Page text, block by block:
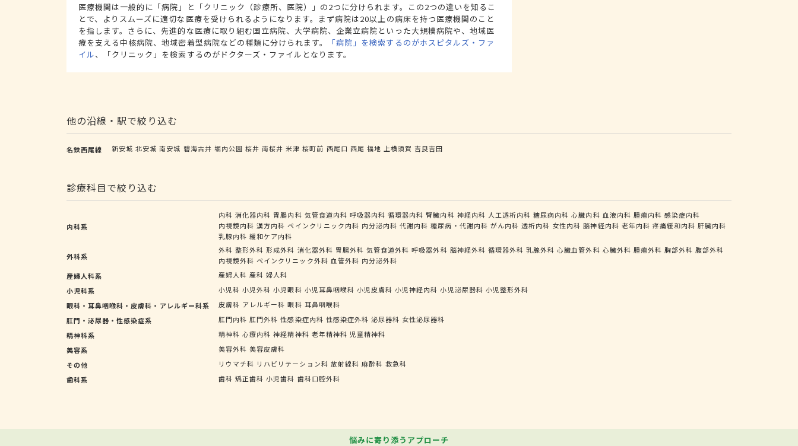
医療機関は一般的に「病院」と「クリニック（診療所、医院）」の2つに分けられます。この2つの違いを知るこ
とで、よりスムーズに適切な医療を受けられるようになります。まず病院は20以上の病床を持つ医療機関のこと
を指します。さらに、先進的な医療に取り組む国立病院、大学病院、企業立病院といった大規模病院や、地域医
療を支える中核病院、地域密着型病院などの種類に分けられます。
「病院」を検索するのがホスピタルズ・ファ
イル、「クリニック」を検索するのがドクターズ・ファイルとなります。
他の沿線・駅で絞り込む
名鉄西尾線 新安城 北安城 南安城 碧海古井 堀内公園 桜井 南桜井 米津 桜町前 西尾口 西尾 福地 上横須賀 吉良吉田
診療科目で絞り込む
内科系
内科 消化器内科 胃腸内科 気管食道内科 呼吸器内科 循環器内科 腎臓内科 神経内科 人工透析内科 糖尿病内科 心臓内科 血液内科 腫瘍内科 感染症内科
内視鏡内科 漢方内科 ペインクリニック内科 内分泌内科 代謝内科 糖尿病・代謝内科 がん内科 透析内科 女性内科 脳神経内科 老年内科 疼痛緩和内科 肝臓内科
乳腺内科 緩和ケア内科
外科系
外科 整形外科 形成外科 消化器外科 胃腸外科 気管食道外科 呼吸器外科 脳神経外科 循環器外科 乳腺外科 心臓血管外科 心臓外科 腫瘍外科 胸部外科 腹部外科
内視鏡外科 ペインクリニック外科 血管外科 内分泌外科
産婦人科系
産婦人科 産科 婦人科
小児科系
小児科 小児外科 小児眼科 小児耳鼻咽喉科 小児皮膚科 小児神経内科 小児泌尿器科 小児整形外科
眼科・耳鼻咽喉科・皮膚科・アレルギー科系
皮膚科 アレルギー科 眼科 耳鼻咽喉科
肛門・泌尿器・性感染症系
肛門内科 肛門外科 性感染症内科 性感染症外科 泌尿器科 女性泌尿器科
精神科系
精神科 心療内科 神経精神科 老年精神科 児童精神科
美容系
美容外科 美容皮膚科
その他
リウマチ科 リハビリテーション科 放射線科 麻酔科 救急科
歯科系
歯科 矯正歯科 小児歯科 歯科口腔外科
悩みに寄り添うアプローチ